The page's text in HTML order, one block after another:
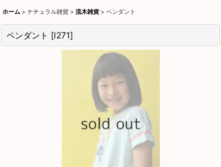
ホーム > ナチュラル雑貨 > 流木雑貨 > ペンダント
ペンダント [I271]